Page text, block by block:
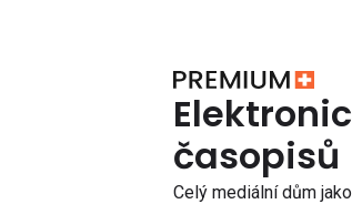
časopisů
Celý mediální dům